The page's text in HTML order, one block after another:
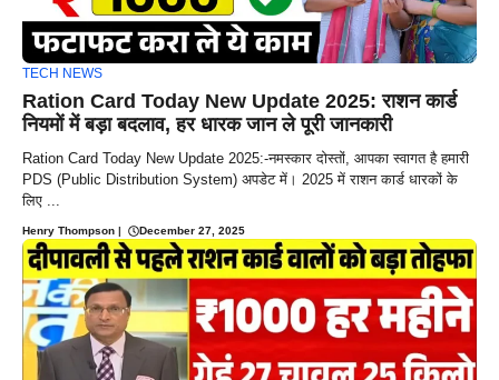
TECH NEWS
Ration Card Today New Update 2025: राशन कार्ड
नियमों में बड़ा बदलाव, हर धारक जान ले पूरी जानकारी
Ration Card Today New Update 2025:-नमस्कार दोस्तों, आपका स्वागत है हमारी
PDS (Public Distribution System) अपडेट में। 2025 में राशन कार्ड धारकों के
लिए ...
Henry Thompson December 27, 2025